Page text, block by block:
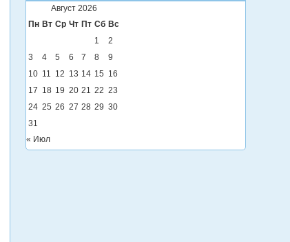
Август 2026
Пн Вт Ср Чт Пт Сб Вс
1
2
3
4 5 6 7 8
9
10 11 12 13 14 15 16
17 18 19 20 21 22 23
24 25 26 27 28 29 30
31
« Июл